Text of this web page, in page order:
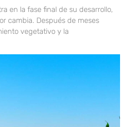
en la fase final de su desarrollo,
cambia. Después de meses
vegetativo y la